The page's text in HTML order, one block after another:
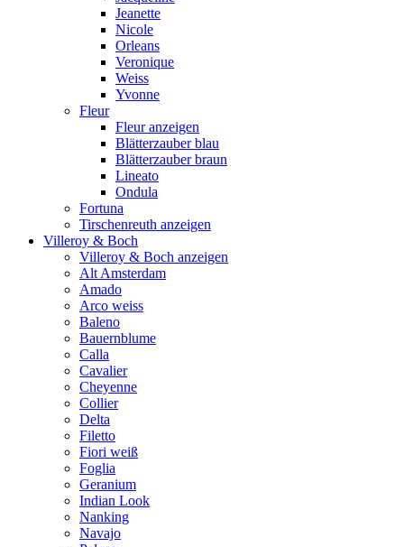
Jeanette
Nicole
Orleans
Veronique
Weiss
Yvonne
Fleur
Fleur anzeigen
Blätterzauber blau
Blätterzauber braun
Lineato
Ondula
Fortuna
Tirschenreuth anzeigen
Villeroy & Boch
Villeroy & Boch anzeigen
Alt Amsterdam
Amado
Arco weiss
Baleno
Bauernblume
Calla
Cavalier
Cheyenne
Collier
Delta
Filetto
Fiori weiß
Foglia
Geranium
Indian Look
Nanking
Navajo